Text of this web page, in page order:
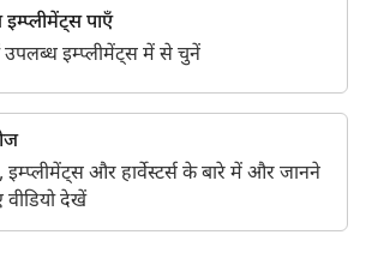
पाएँ
इम्प्लीमेंट्स में से चुनें
इम्प्लीमेंट्स और हार्वेस्टर्स के बारे में और जानने
देखें